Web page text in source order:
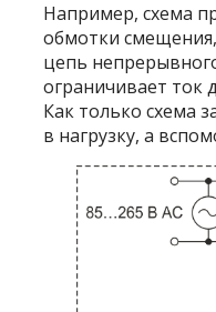
Например, схема
обмотки
цепь
ограничивает ток
Как только схема
в нагрузку, а